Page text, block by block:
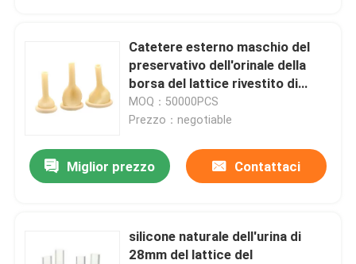
Catetere esterno maschio del
preservativo dell'orinale della
borsa del lattice rivestito di
silicone medio eliminabile del
catetere
MOQ：50000PCS
Prezzo：negotiable
Miglior prezzo Contattaci
silicone naturale dell'urina di
28mm del lattice del